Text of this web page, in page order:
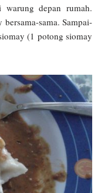
depan rumah.
sama. Sampai-
(1 potong siomay